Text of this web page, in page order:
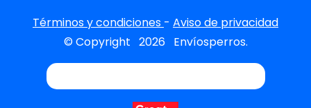
Términos y condiciones - Aviso de privacidad
© Copyright 2026 Envíosperros.